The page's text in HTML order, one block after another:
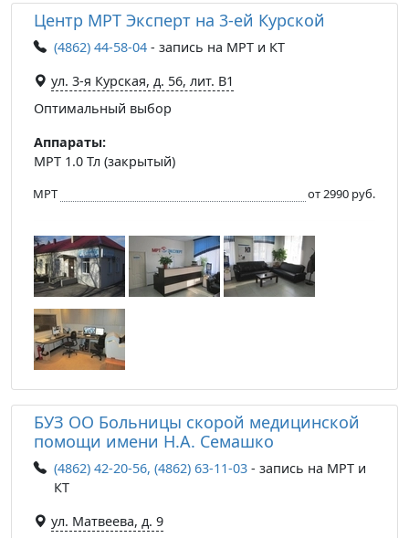
Центр МРТ Эксперт на 3-ей Курской
(4862) 44-58-04 - запись на МРТ и КТ
ул. 3-я Курская, д. 56, лит. В1
Оптимальный выбор
Аппараты:
МРТ 1.0 Тл (закрытый)
МРТ от 2990 руб.
БУЗ ОО Больницы скорой медицинской
помощи имени Н.А. Семашко
(4862) 42-20-56, (4862) 63-11-03 - запись на МРТ и
КТ
ул. Матвеева, д. 9